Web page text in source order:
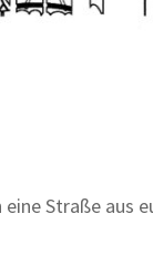
Straße aus